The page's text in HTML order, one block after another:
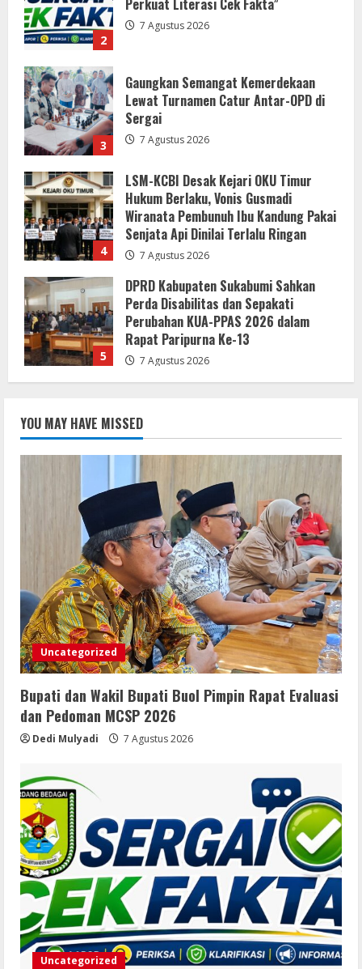
3
Sergai
7 Agustus 2026
4
LSM-KCBI Desak Kejari OKU Timur
Hukum Berlaku, Vonis Gusmadi
Wiranata Pembunuh Ibu Kandung Pakai
Senjata Api Dinilai Terlalu Ringan
7 Agustus 2026
5
DPRD Kabupaten Sukabumi Sahkan
Perda Disabilitas dan Sepakati
Perubahan KUA-PPAS 2026 dalam
Rapat Paripurna Ke-13
7 Agustus 2026
1
Bupati dan Wakil Bupati Buol Pimpin
Rapat Evaluasi dan Pedoman MCSP
2026
7 Agustus 2026
Perkuat Literasi Cek Fakta”
3
Gaungkan Semangat Kemerdekaan
Lewat Turnamen Catur Antar-OPD di
Sergai
7 Agustus 2026
4
LSM-KCBI Desak Kejari OKU Timur
Hukum Berlaku, Vonis Gusmadi
Wiranata Pembunuh Ibu Kandung Pakai
Senjata Api Dinilai Terlalu Ringan
7 Agustus 2026
DPRD Kabupaten Sukabumi Sahkan
Perda Disabilitas dan Sepakati
Perubahan KUA-PPAS 2026 dalam
YOU MAY HAVE MISSED
Uncategorized
Bupati dan Wakil Bupati Buol Pimpin Rapat Evaluasi
dan Pedoman MCSP 2026
Dedi Mulyadi 7 Agustus 2026
Uncategorized